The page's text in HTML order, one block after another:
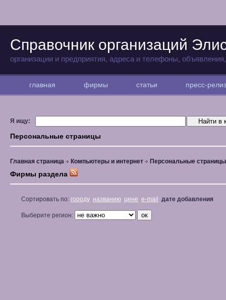
Справочник организаций
организации и предприятия, адреса и телефоны,
главная фирмы статьи пресс-
Я ищу:
Персональные страницы
Главная страница Компьютеры и интернет Персональные страницы
Фирмы раздела
Сортировать по: городу названию цене e-mail дате добавления
Выберите регион: